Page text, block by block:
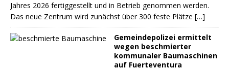
Jahres 2026 fertiggestellt und in Betrieb genommen werden.
Das neue Zentrum wird zunächst über 300 feste Plätze […]
Gemeindepolizei ermittelt
wegen beschmierter
kommunaler Baumaschinen
auf Fuerteventura